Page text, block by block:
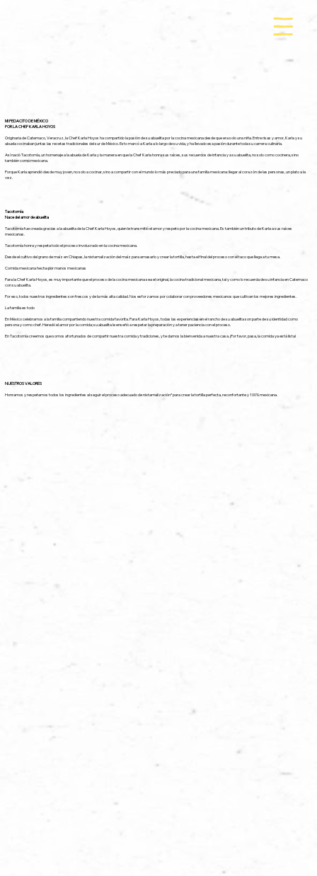
MI PEDACITO DE MÉXICO
POR LA CHEF KARLA HOYOS
Originaria de Catemaco, Veracruz, la Chef Karla Hoyos ha compartido la pasión de su abuelita por la cocina mexicana desde que era solo una niña. Entre risas y amor, Karla y su
abuela cocinaban juntas las recetas tradicionales del sur de México. Esto marcó a Karla a lo largo de su vida, y ha llevado esa pasión durante toda su carrera culinaria.
Así nació Tacotomía, un homenaje a la abuela de Karla y la manera en que la Chef Karla honra sus raíces, sus recuerdos de infancia y a su abuelita, no solo como cocinera, sino
también como mexicana.
Porque Karla aprendió desde muy joven, no solo a cocinar, sino a compartir con el mundo lo más preciado para una familia mexicana: llegar al corazón de las personas, un plato a la
vez.
Tacotomía
Nace del amor de abuelita
Tacotomía fue creada gracias a la abuelita de la Chef Karla Hoyos, quien le transmitió el amor y respeto por la cocina mexicana. Es también un tributo de Karla a sus raíces
mexicanas.
Tacotomía honra y respeta todo el proceso involucrado en la cocina mexicana.
Desde el cultivo del grano de maíz en Chiapas, la nixtamalización del maíz para amasarlo y crear la tortilla, hasta el final del proceso con el taco que llega a tu mesa.
Comida mexicana hecha por manos mexicanas
Para la Chef Karla Hoyos, es muy importante que el proceso de la cocina mexicana sea el original, la cocina tradicional mexicana, tal y como lo recuerda de su infancia en Catemaco
con su abuelita.
Por eso, todos nuestros ingredientes son frescos y de la más alta calidad. Nos esforzamos por colaborar con proveedores mexicanos que cultivan los mejores ingredientes.
La familia es todo
En México celebramos a la familia compartiendo nuestra comida favorita. Para Karla Hoyos, todas las experiencias en el rancho de su abuelita son parte de su identidad como
persona y como chef. Heredó el amor por la comida; su abuelita le enseñó a respetar la preparación y a tener paciencia con el proceso.
En Tacotomía creemos que somos afortunados de compartir nuestra comida y tradiciones, y te damos la bienvenida a nuestra casa. ¡Por favor, pasa, la comida ya está lista!
NUESTROS VALORES
Honramos y respetamos todos los ingredientes al seguir el proceso adecuado de nixtamalización* para crear la tortilla perfecta, reconfortante y 100% mexicana.